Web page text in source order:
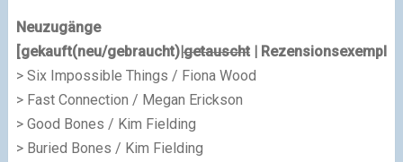
Neuzugänge
[gekauft(neu/gebraucht)|getauscht|
> Six Impossible Things / Fiona Wood
> Fast Connection / Megan Erickson
> Good Bones / Kim Fielding
> Buried Bones / Kim Fielding